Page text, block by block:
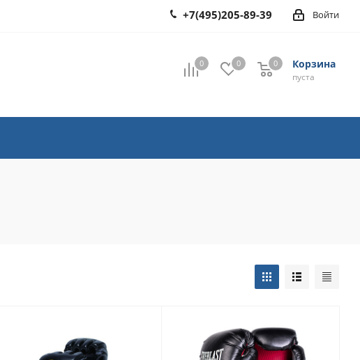
Войти
+7(495)205-89-39
0 0 Корзина
0
пуста
0